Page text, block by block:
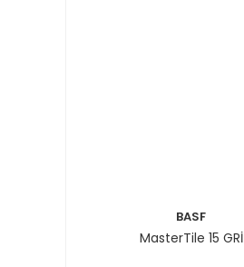
BASF
MasterTile 15 GRİ